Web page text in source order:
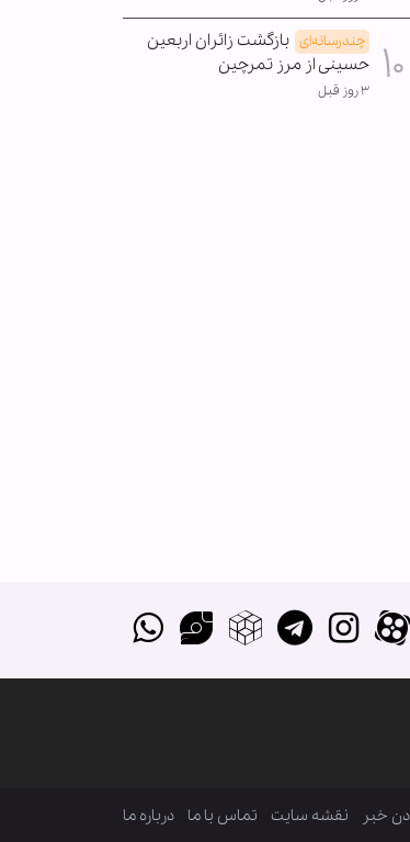
چندرسانه‌ای بازگشت زائران اربعین
حسینی از مرز تمرچین
۳ روز قبل
خبر نقشه سایت تماس با ما درباره ما